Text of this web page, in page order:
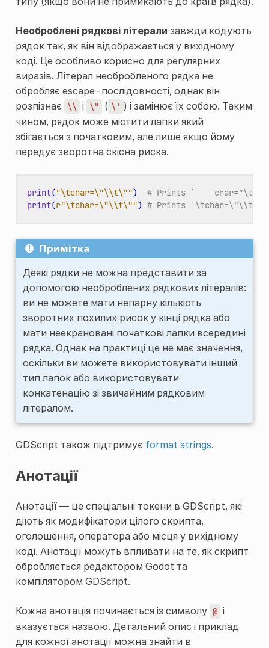
Необроблені рядкові літерали завжди кодують
рядок так, як він відображається у вихідному
коді. Це особливо корисно для регулярних
виразів. Літерал необробленого рядка не
обробляє escape-послідовності, однак він
розпізнає
\\ і \" ( \' ) і замінює їх собою. Таким
чином, рядок може містити лапки який
збігається з початковим, але лише якщо йому
передує зворотна скісна риска.
print("\tchar=\"\\t\"")
# Prints `    char="\t"`.
print(r"\tchar=\"\\t\"") # Prints
Примітка
Деякі рядки не можна представити за
допомогою необроблених рядкових літералів:
ви не можете мати непарну кількість
зворотних похилих рисок у кінці рядка або
мати неекрановані початкові лапки всередині
рядка. Однак на практиці це не має значення,
оскільки ви можете використовувати інший
тип лапок або використовувати
конкатенацію зі звичайним рядковим
літералом.
GDScript також підтримує format strings.
Анотації
Анотації — це спеціальні токени в GDScript, які
діють як модифікатори цілого скрипта,
оголошення, оператора або місця у вихідному
коді. Анотації можуть впливати на те, як скрипт
обробляється редактором Godot та
компілятором GDScript.
Кожна анотація починається із символу @ і
вказується назвою. Детальний опис і приклад
для кожної анотації можна знайти в